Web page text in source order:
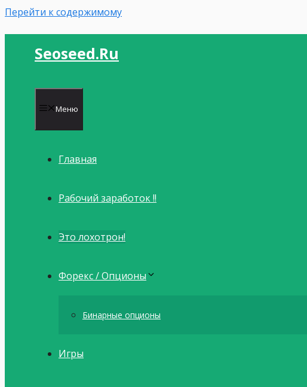
Перейти к содержимому
Seoseed.ru
Меню
Главная
Рабочий заработок !!
Это лохотрон!
Форекс / Опционы
Бинарные опционы
Игры